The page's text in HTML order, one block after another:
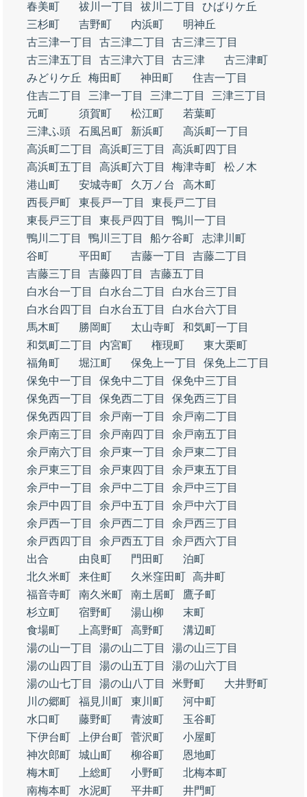
春美町
祓川一丁目 祓川二丁目
ひばりケ丘
三杉町
吉野町 内浜町
明神丘
古三津一丁目
古三津二丁目
古三津三丁目
古三津五丁目
古三津六丁目 古三津
古三津町
みどりケ丘
梅田町 神田町
住吉一丁目
住吉二丁目
三津一丁目 三津二丁目
三津三丁目
元町
須賀町 松江町
若葉町
三津ふ頭
石風呂町 新浜町
高浜町一丁目
高浜町二丁目
高浜町三丁目
高浜町四丁目
高浜町五丁目
高浜町六丁目 梅津寺町
松ノ木
港山町
安城寺町 久万ノ台
高木町
西長戸町
東長戸一丁目
東長戸二丁目
東長戸三丁目
東長戸四丁目
鴨川一丁目
鴨川二丁目
鴨川三丁目 船ケ谷町
志津川町
谷町
平田町 吉藤一丁目
吉藤二丁目
吉藤三丁目
吉藤四丁目
吉藤五丁目
白水台一丁目
白水台二丁目
白水台三丁目
白水台四丁目
白水台五丁目
白水台六丁目
馬木町
勝岡町 太山寺町
和気町一丁目
和気町二丁目
内宮町 権現町
東大栗町
福角町
堀江町 保免上一丁目
保免上二丁目
保免中一丁目
保免中二丁目
保免中三丁目
保免西一丁目
保免西二丁目
保免西三丁目
保免西四丁目
余戸南一丁目
余戸南二丁目
余戸南三丁目
余戸南四丁目
余戸南五丁目
余戸南六丁目
余戸東一丁目
余戸東二丁目
余戸東三丁目
余戸東四丁目
余戸東五丁目
余戸中一丁目
余戸中二丁目
余戸中三丁目
余戸中四丁目
余戸中五丁目
余戸中六丁目
余戸西一丁目
余戸西二丁目
余戸西三丁目
余戸西四丁目
余戸西五丁目
余戸西六丁目
出合
由良町 門田町
泊町
北久米町
来住町 久米窪田町 高井町
福音寺町
南久米町 南土居町
鷹子町
杉立町
宿野町 湯山柳
末町
食場町
上高野町 高野町
溝辺町
湯の山一丁目
湯の山二丁目
湯の山三丁目
湯の山四丁目
湯の山五丁目
湯の山六丁目
湯の山七丁目
湯の山八丁目 米野町
大井野町
川の郷町
福見川町 東川町
河中町
水口町
藤野町 青波町
玉谷町
下伊台町
上伊台町 菅沢町
小屋町
神次郎町
城山町 柳谷町
恩地町
梅木町
上総町 小野町
北梅本町
南梅本町
水泥町 平井町 井門町